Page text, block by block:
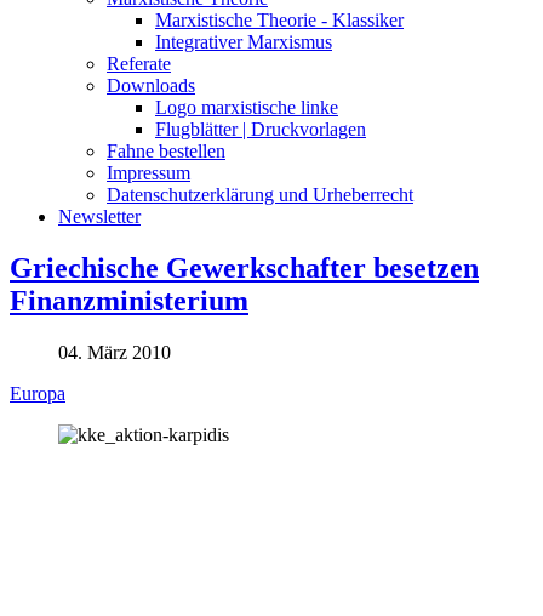
Marxistische Theorie - Klassiker
Integrativer Marxismus
Referate
Downloads
Logo marxistische linke
Flugblätter | Druckvorlagen
Fahne bestellen
Impressum
Datenschutzerklärung und Urheberrecht
Newsletter
Griechische Gewerkschafter besetzen
Finanzministerium
04. März 2010
Europa